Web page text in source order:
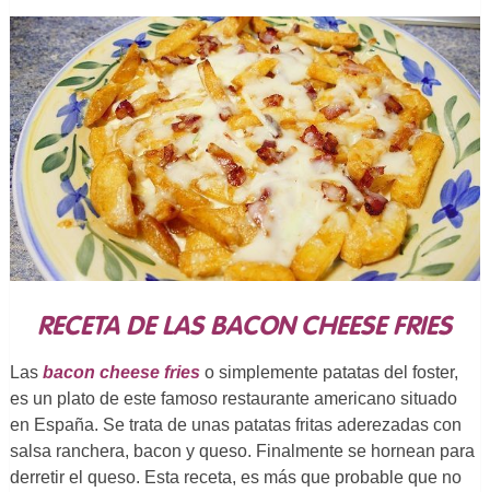
RECETA DE LAS BACON CHEESE FRIES
Las bacon cheese fries o simplemente patatas del foster,
es un plato de este famoso restaurante americano situado
en España. Se trata de unas patatas fritas aderezadas con
salsa ranchera, bacon y queso. Finalmente se hornean para
derretir el queso. Esta receta, es más que probable que no